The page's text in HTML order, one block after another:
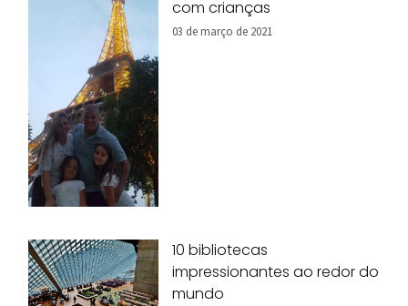
com crianças
03 de março de 2021
10 bibliotecas
impressionantes ao redor do
mundo